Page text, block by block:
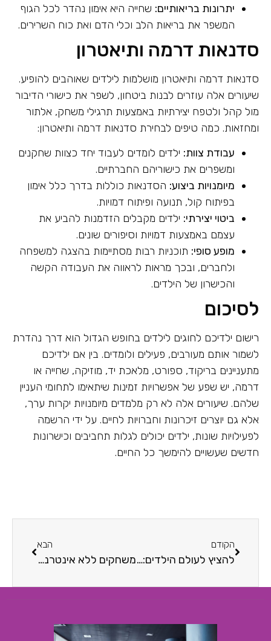
יתרונות בריאותיים: שחייה היא אימון נהדר לכל הגוף
המשפר את בריאות הלב וכלי הדם ואת כוח השרירים.
סדנאות דרמה ותיאטרון
סדנאות דרמה ותיאטרון מושלמות לילדים שאוהבים להופיע.
שיעורים אלה עוזרים לבנות ביטחון, לשפר את כישורי הדיבור
מול קהל ולטפח יצירתיות באמצעות תרגילי משחק, אלתור
ומחזאות. כמה טיפים לבחירת סדנאות דרמה ותיאטרון:
עבודת צוות: ילדים לומדים לעבוד יחד כצוות שחקנים
ומשפרים את כישוריהם החברתיים.
מיומנויות ביצוע: הסדנאות כוללות בדרך כלל אימון
בפיתוח קול, תנועה ופיתוח דמויות.
ביטוי יצירתי: ילדים מקבלים הזדמנות להביע את
עצמם באמצעות דמויות וסיפורים שונים.
מופע סופי: תוכניות רבות מסתיימות בהצגה למשפחה
ולחברים, ובכך מראות לראווה את העבודה הקשה
והכישרון של הילדים.
לסיכום
רישום ילדיכם לחוגים לילדים בחופש הגדול הוא דרך נהדרת
לשמור אותם מעורבים, פעילים ולומדים. בין אם ילדיכם
מתעניינים בריקוד, ספורט, מלאכת יד, מוזיקה, שחייה או
דרמה, יש שפע של אפשרויות זמינות שיתאימו לתחומי העניין
שלהם. שיעורים אלה לא רק מלמדים מיומנויות יקרות ערך,
אלא גם יוצרים זיכרונות וחברויות לחיים. על ידי הרשמה
לפעילויות שונות, ילדים יכולים לגלות תחביבים וכישרונות
חדשים שעשויים להימשך כל החיים.
הקודם
להציץ לעולם הילדים: כל מה שצריך לדעת על פורטנייט
הבא
משחקים ללא אינטרנט: מדריך מקיף למשחקי אופליין מעולים